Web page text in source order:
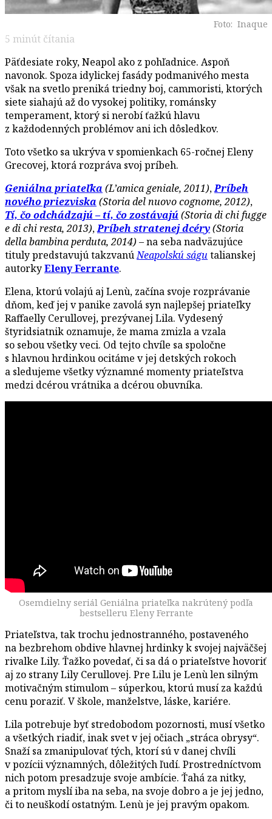
Foto: Inaque
5 minút čítania
Päťdesiate roky, Neapol ako z pohľadnice. Aspoň
navonok. Spoza idylickej fasády podmanivého mesta
však na svetlo preniká triedny boj, cammoristi, ktorých
siete siahajú až do vysokej politiky, románsky
temperament, ktorý si nerobí ťažkú hlavu
z každodenných problémov ani ich dôsledkov.
Toto všetko sa ukrýva v spomienkach 65-ročnej Eleny
Grecovej, ktorá rozpráva svoj príbeh.
Geniálna priateľka (L’amica geniale, 2011),Príbeh
nového priezviska (Storia del nuovo cognome, 2012),
Tí, čo odchádzajú – tí, čo zostávajú(Storia di chi fugge
e di chi resta, 2013),Príbeh stratenej dcéry(Storia
della bambina perduta, 2014) – na seba nadväzujúce
tituly predstavujú takzvanúNeapolskú ságutalianskej
autorkyEleny Ferrante.
Elena, ktorú volajú aj Lenù, začína svoje rozprávanie
dňom, keď jej v panike zavolá syn najlepšej priateľky
Raffaelly Cerullovej, prezývanej Lila. Vydesený
štyridsiatnik oznamuje, že mama zmizla a vzala
so sebou všetky veci. Od tejto chvíle sa spoločne
s hlavnou hrdinkou ocitáme v jej detských rokoch
a sledujeme všetky významné momenty priateľstva
medzi dcérou vrátnika a dcérou obuvníka.
Osemdielny seriál Geniálna priateľka nakrútený podľa
bestselleru Eleny Ferrante
Priateľstva, tak trochu jednostranného, postaveného
na bezbrehom obdive hlavnej hrdinky k svojej najväčšej
rivalke Lily. Ťažko povedať, či sa dá o priateľstve hovoriť
aj zo strany Lily Cerullovej. Pre Lilu je Lenù len silným
motivačným stimulom – súperkou, ktorú musí za každú
cenu poraziť. V škole, manželstve, láske, kariére.
Lila potrebuje byť stredobodom pozornosti, musí všetko
a všetkých riadiť, inak svet v jej očiach „stráca obrysy“.
Snaží sa zmanipulovať tých, ktorí sú v danej chvíli
v pozícii významných, dôležitých ľudí. Prostredníctvom
nich potom presadzuje svoje ambície. Ťahá za nitky,
a pritom myslí iba na seba, na svoje dobro a je jej jedno,
či to neuškodí ostatným. Lenù je jej pravým opakom.